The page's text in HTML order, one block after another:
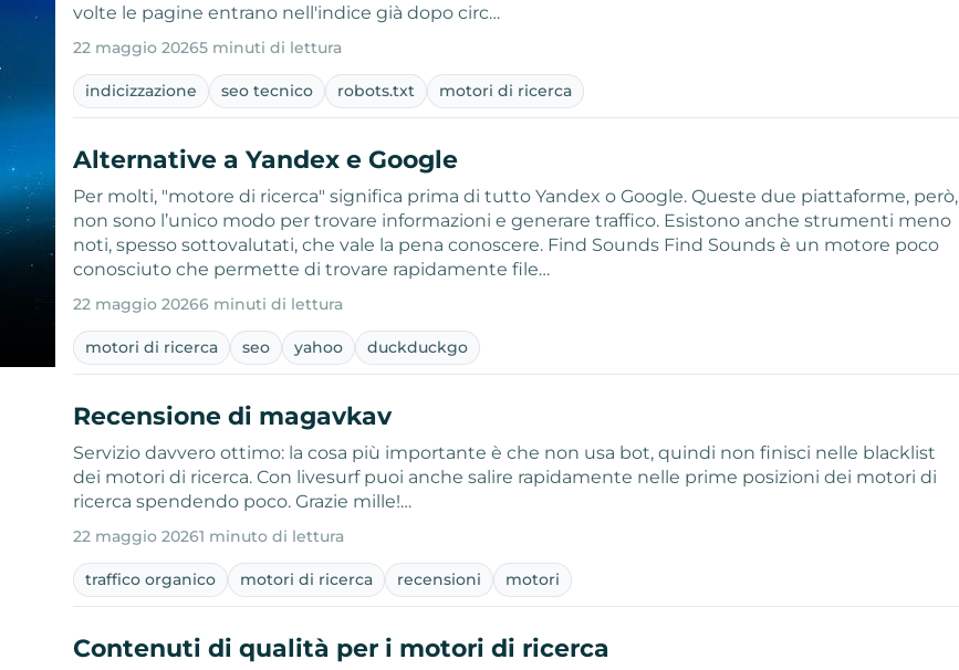
volte le pagine entrano nell'indice già dopo circ…
22 maggio 20265 minuti di lettura
indicizzazione seo tecnico robots.txt motori di ricerca
Alternative a Yandex e Google
Per molti, "motore di ricerca" significa prima di tutto Yandex o Google. Queste due piattaforme, però,
non sono l’unico modo per trovare informazioni e generare traffico. Esistono anche strumenti meno
noti, spesso sottovalutati, che vale la pena conoscere. Find Sounds Find Sounds è un motore poco
conosciuto che permette di trovare rapidamente file…
22 maggio 20266 minuti di lettura
motori di ricerca seo yahoo duckduckgo
Recensione di magavkav
Servizio davvero ottimo: la cosa più importante è che non usa bot, quindi non finisci nelle blacklist
dei motori di ricerca. Con livesurf puoi anche salire rapidamente nelle prime posizioni dei motori di
ricerca spendendo poco. Grazie mille!…
22 maggio 20261 minuto di lettura
traffico organico motori di ricerca recensioni motori
Contenuti di qualità per i motori di ricerca